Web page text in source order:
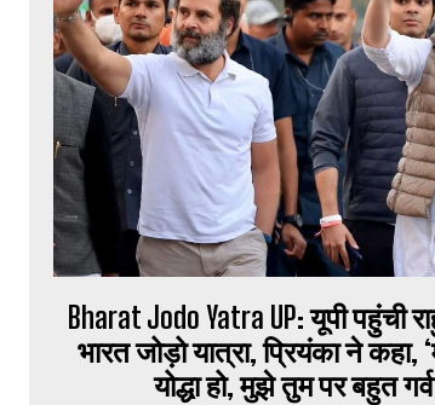
Bharat Jodo Yatra UP: यूपी पहुंची
भारत जोड़ो यात्रा, प्रियंका ने कहा,
योद्धा हो, मुझे तुम पर बहुत